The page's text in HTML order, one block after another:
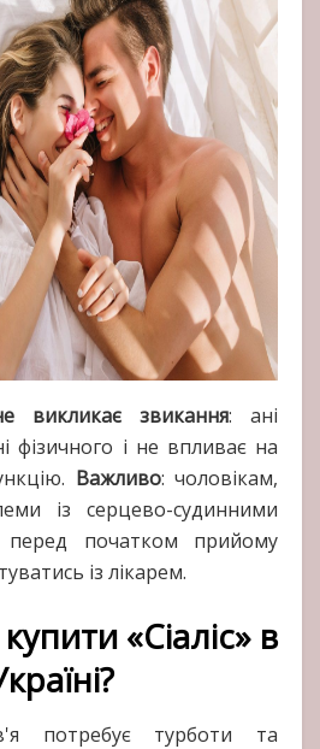
викликає звикання: ані
фізичного і не впливає на
Важливо: чоловікам,
із серцево-судинними
перед початком прийому
із лікарем.
«Сіаліс» в
потребує турботи та